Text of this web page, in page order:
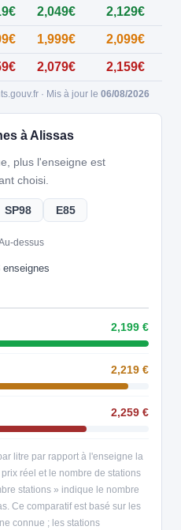
2,049€ 2,129€
1,999€ 2,099€
2,079€ 2,159€
· Mis à jour le 06/08/2026
à Alissas
plus l'enseigne est
choisi.
SP98 E85
dessus
enseignes
2,199 €
2,219 €
2,259 €
litre par rapport à l'enseigne la
réel et le nombre de stations
stations » indique le nombre
Ce comparatif est basé sur les
connue ; les stations